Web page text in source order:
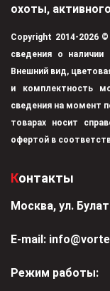
охоты,
Copyright 2014-2026
сведения о наличии
Внешний вид,
и комплектность
сведения на момент
товарах носит
офертой в
Контакты
Москва, ул.
Е-mail:
Режим работы: